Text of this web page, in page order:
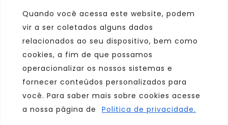
Quando você acessa este website, podem
vir a ser coletados alguns dados
relacionados ao seu dispositivo, bem como
cookies, a fim de que possamos
operacionalizar os nossos sistemas e
fornecer conteúdos personalizados para
você. Para saber mais sobre cookies acesse
a nossa página de
Politica de privacidade.
Marca
Parceiro
Consulte sempre um agente de viagem